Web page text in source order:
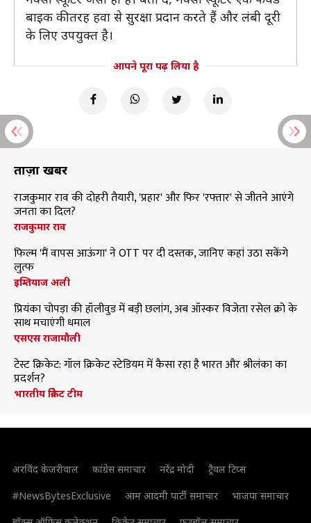
बाइक की तरह हवा से सुरक्षा प्रदान करते हैं और लंबी दूरी
के लिए उपयुक्त है।
आपने पूरा पढ़ लिया है
ताज़ा खबरें
राजकुमार राव की दोहरी तैयारी, 'प्रहार' और फिर 'रफ्तार' से जीतने आएंगे
जनता का दिल?
राजकुमार राव
फिल्म 'मैं वापस आऊंगा' ने OTT पर दी दस्तक, जानिए कहां उठा सकेंगे
लुत्फ
इम्तियाज अली
प्रियंका चोपड़ा की हॉलीवुड में बड़ी छलांग, अब ऑस्कर विजेता रसेल क्रो के
साथ मचाएंगी धमाल
एसएस राजामौली
टेस्ट क्रिकेट: गॉल क्रिकेट स्टेडियम में कैसा रहा है भारत और श्रीलंका का
प्रदर्शन?
भारतीय क्रिकेट टीम
अरविंद केजरीवाल कांग्रेस समाचार नरेंद्र मोदी
ट्रैवल टिप्स
#NewsBytesExclusive
आम आदमी पार्टी समाचार
भाजपा समाचार